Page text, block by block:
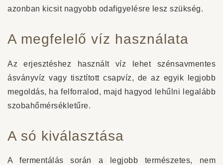
azonban kicsit nagyobb odafigyelésre lesz szükség.
A megfelelő víz használata
Az erjesztéshez használt víz lehet szénsavmentes
ásványvíz vagy tisztított csapvíz, de az egyik legjobb
megoldás, ha felforralod, majd hagyod lehűlni legalább
szobahőmérsékletűre.
A só kiválasztása
A fermentálás során a legjobb természetes, nem